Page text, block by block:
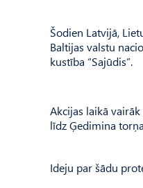
Šodien Latvijā,
Baltijas valstu
kustība “Sajūdis”.
Akcijas laikā
līdz Ģedimina
Ideju par šādu